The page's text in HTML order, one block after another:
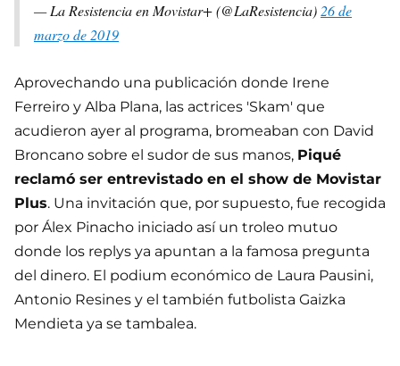
— La Resistencia en Movistar+ (@LaResistencia)26 de
marzo de 2019
Aprovechando una publicación donde Irene
Ferreiro y Alba Plana, las actrices 'Skam' que
acudieron ayer al programa, bromeaban con David
Broncano sobre el sudor de sus manos, Piqué
reclamó ser entrevistado en el show de Movistar
Plus. Una invitación que, por supuesto, fue recogida
por Álex Pinacho iniciado así un troleo mutuo
donde los replys ya apuntan a la famosa pregunta
del dinero. El podium económico de Laura Pausini,
Antonio Resines y el también futbolista Gaizka
Mendieta ya se tambalea.